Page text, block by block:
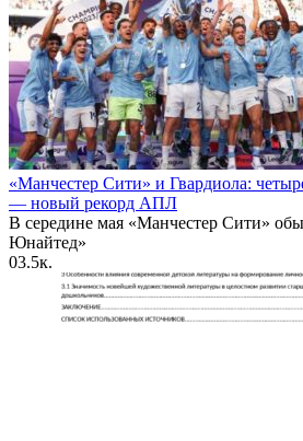
«Манчестер Сити» и Гвардиола:
— новый рекорд АПЛ
В середине мая «Манчестер Сити»
Юнайтед»
03.5к.